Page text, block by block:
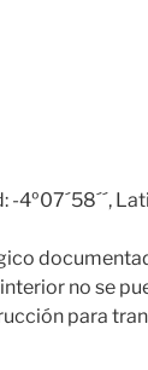
no se
para